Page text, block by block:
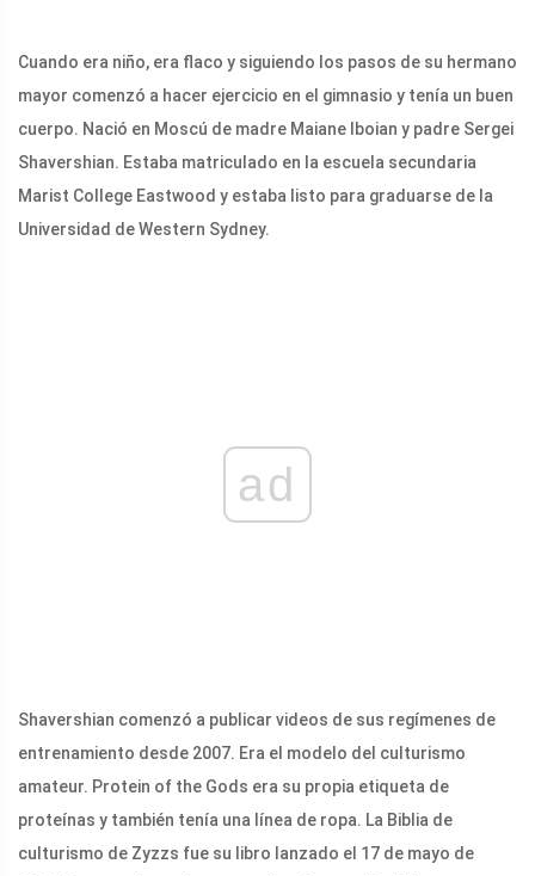
Cuando era niño, era flaco y siguiendo los pasos de su hermano
mayor comenzó a hacer ejercicio en el gimnasio y tenía un buen
cuerpo. Nació en Moscú de madre Maiane Iboian y padre Sergei
Shavershian. Estaba matriculado en la escuela secundaria
Marist College Eastwood y estaba listo para graduarse de la
Universidad de Western Sydney.
ad
Shavershian comenzó a publicar videos de sus regímenes de
entrenamiento desde 2007. Era el modelo del culturismo
amateur. Protein of the Gods era su propia etiqueta de
proteínas y también tenía una línea de ropa. La Biblia de
culturismo de Zyzzs fue su libro lanzado el 17 de mayo de